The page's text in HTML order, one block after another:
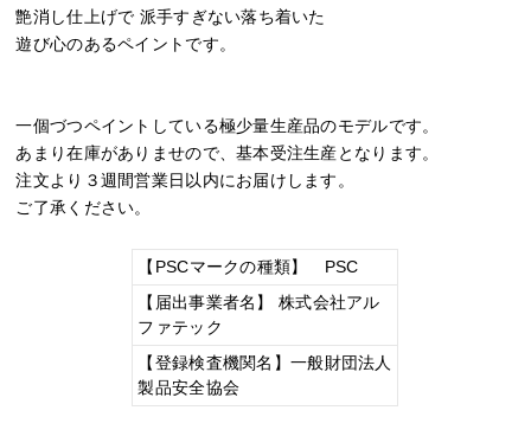
艶消し仕上げで 派手すぎない落ち着いた
遊び心のあるペイントです。
一個づつペイントしている極少量生産品のモデルです。
あまり在庫がありませので、基本受注生産となります。
注文より３週間営業日以内にお届けします。
ご了承ください。
【PSCマークの種類】 PSC
【届出事業者名】 株式会社アル
ファテック
【登録検査機関名】一般財団法人
製品安全協会